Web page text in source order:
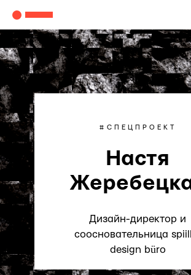
#СПЕЦПРОЕКТ
Настя
Дизайн-директор и
соосновательница
design büro